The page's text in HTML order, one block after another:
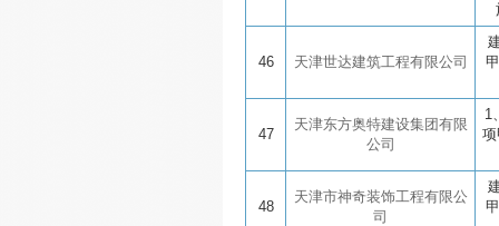
46 天津世达建筑工程有限公司
47
天津东方奥特建设集团有限
公司
1
48
天津市神奇装饰工程有限公
司